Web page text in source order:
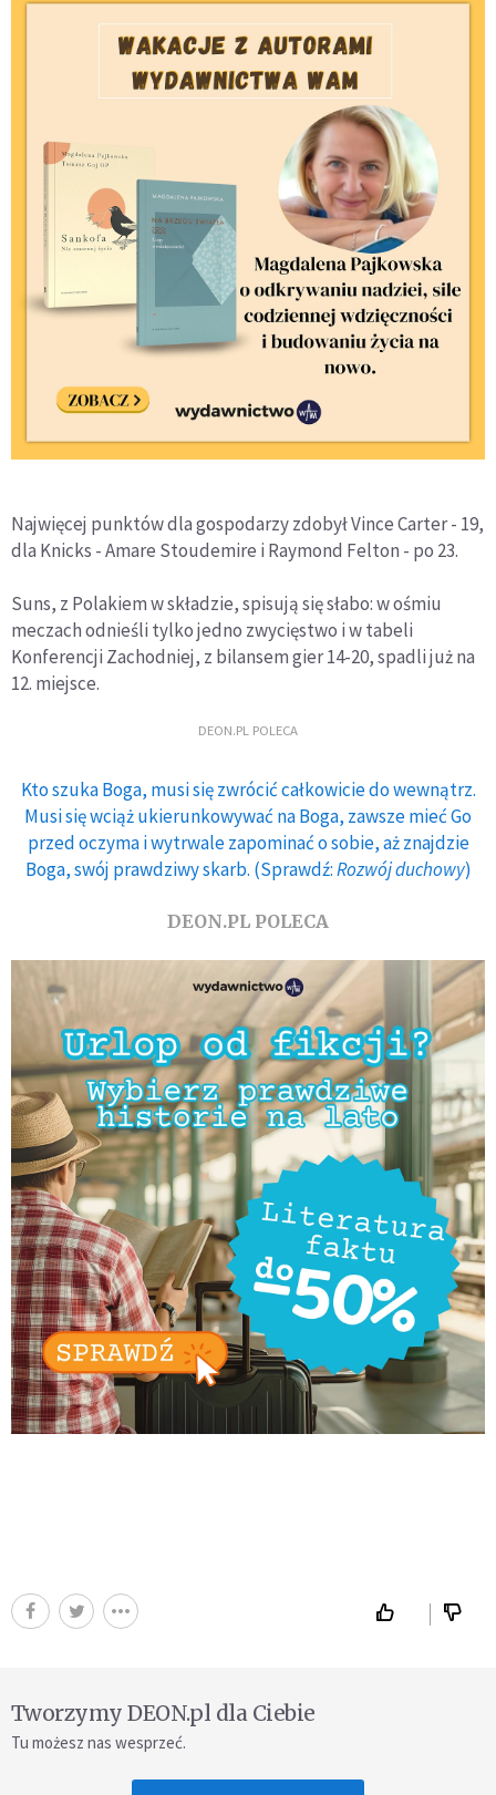
Najwięcej punktów dla gospodarzy zdobył Vince Carter - 19,
dla Knicks - Amare Stoudemire i Raymond Felton - po 23.
Suns, z Polakiem w składzie, spisują się słabo: w ośmiu
meczach odnieśli tylko jedno zwycięstwo i w tabeli
Konferencji Zachodniej, z bilansem gier 14-20, spadli już na
12. miejsce.
DEON.PL POLECA
Kto szuka Boga, musi się zwrócić całkowicie do wewnątrz.
Musi się wciąż ukierunkowywać na Boga, zawsze mieć Go
przed oczyma i wytrwale zapominać o sobie, aż znajdzie
Boga, swój prawdziwy skarb. (Sprawdź:Rozwój duchowy)
DEON.PL POLECA
Tworzymy DEON.pl dla Ciebie
Tu możesz nas wesprzeć.